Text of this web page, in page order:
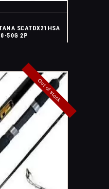
SCATDX21HSA
50G 2P
Out of stock